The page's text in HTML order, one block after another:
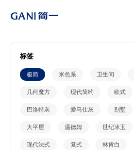
标签
极简 米色系 卫生间
几何魔方 现代简约 欧式
巴洛特灰 爱马仕灰 别墅
大平层 温德姆 世纪冰玉
现代法式 复式 林肯白